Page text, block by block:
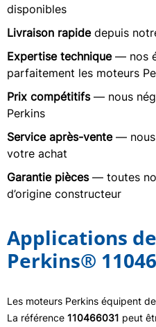
disponibles
Livraison rapidedepuis
Expertise technique— nos
parfaitement les moteurs
Prix compétitifs— nous
Perkins
Service après-vente— nous
votre achat
Garantie pièces— toutes
d’origine constructeur
Applications
Perkins®
Les moteurs Perkins équipent
La référence 110466031 peut